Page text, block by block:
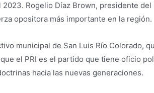
Rogelio Díaz Brown, presidente
opositora más importante en la región.
municipal de San Luis Río Colorado,
el PRI es el partido que tiene oficio
hacia las nuevas generaciones.